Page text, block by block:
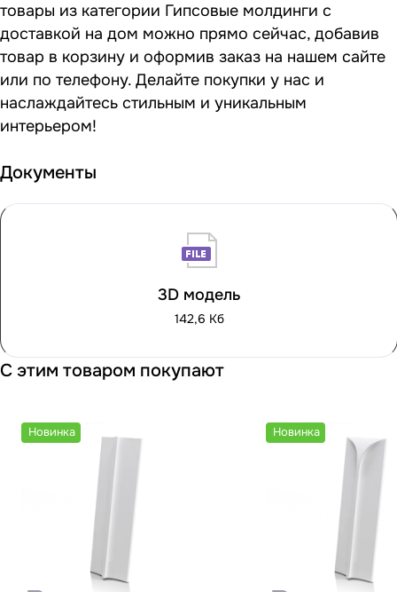
товары из категории Гипсовые молдинги с
доставкой на дом можно прямо сейчас, добавив
товар в корзину и оформив заказ на нашем сайте
или по телефону. Делайте покупки у нас и
наслаждайтесь стильным и уникальным
интерьером!
Документы
3D модель
142,6 Кб
С этим товаром покупают
Новинка Новинка